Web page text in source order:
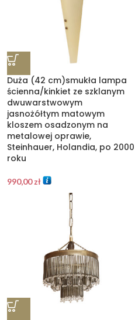
Duża (42 cm)smukła lampa
ścienna/kinkiet ze szklanym
dwuwarstwowym
jasnożółtym matowym
kloszem osadzonym na
metalowej oprawie,
Steinhauer, Holandia, po 2000
roku
990,00zł